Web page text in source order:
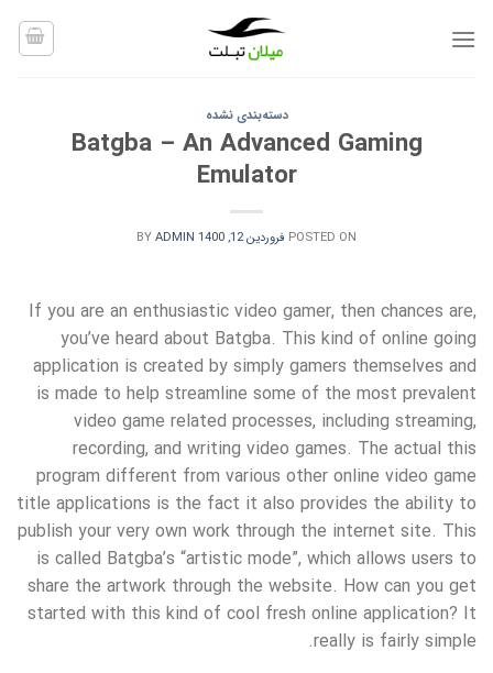
دسته‌بندی نشده
Batgba – An Advanced Gaming
Emulator
POSTED ON فروردین 12, 1400 BYADMIN
If you are an enthusiastic video gamer, then chances are,
you’ve heard about Batgba. This kind of online going
application is created by simply gamers themselves and
is made to help streamline some of the most prevalent
video game related processes, including streaming,
recording, and writing video games. The actual this
program different from various other online video game
title applications is the fact it also provides the ability to
publish your very own work through the internet site. This
is called Batgba’s “artistic mode”, which allows users to
share the artwork through the website. How can you get
started with this kind of cool fresh online application? It
really is fairly simple.